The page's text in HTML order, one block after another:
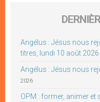
Angélus : Jésus nous
titres, lundi 10 août 2026
Angélus : Jésus nous
2026
OPM : former, animer